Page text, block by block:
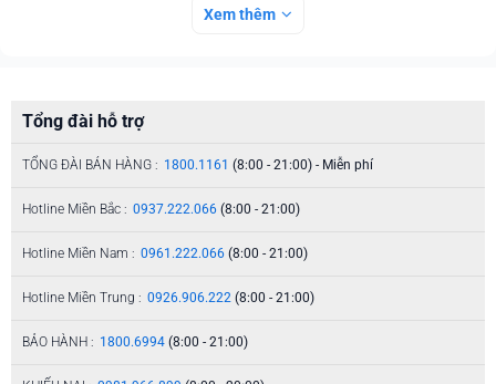
Xem thêm
Tổng đài hỗ trợ
TỔNG ĐÀI BÁN HÀNG : 1800.1161 (8:00 - 21:00) - Miễn phí
Hotline Miền Bắc : 0937.222.066 (8:00 - 21:00)
Hotline Miền Nam : 0961.222.066 (8:00 - 21:00)
Hotline Miền Trung : 0926.906.222 (8:00 - 21:00)
BẢO HÀNH : 1800.6994 (8:00 - 21:00)